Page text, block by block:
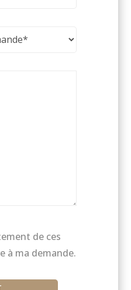
de ces
à ma demande.